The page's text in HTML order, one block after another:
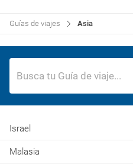
Guías de viajes Asia
Busca tu Guía de viaje...
Israel
Malasia